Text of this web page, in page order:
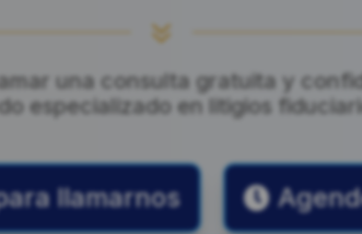
7
una consulta gratuita y
especializado en litigios
llamarnos